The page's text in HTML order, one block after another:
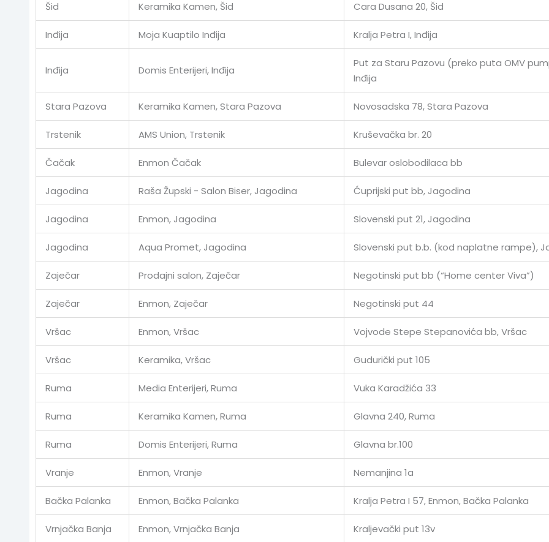
Šid Keramika Kamen, Šid Cara Dusana 20, Šid
Inđija Moja Kuaptilo Inđija Kralja Petra I, Inđija
Inđija Domis Enterijeri, Inđija
Put za Staru Pazovu (preko puta OMV
Inđija
Stara Pazova Keramika Kamen, Stara Pazova Novosadska 78, Stara Pazova
Trstenik AMS Union, Trstenik Kruševačka br. 20
Čačak Enmon Čačak Bulevar oslobodilaca bb
Jagodina Raša Župski - Salon Biser, Jagodina Ćuprijski put bb, Jagodina
Jagodina Enmon, Jagodina Slovenski put 21, Jagodina
Jagodina Aqua Promet, Jagodina Slovenski put b.b. (kod naplatne rampe),
Zaječar Prodajni salon, Zaječar Negotinski put bb (“Home center Viva”)
Zaječar Enmon, Zaječar Negotinski put 44
Vršac Enmon, Vršac Vojvode Stepe Stepanovića bb, Vršac
Vršac Keramika, Vršac Gudurički put 105
Ruma Media Enterijeri, Ruma Vuka Karadžića 33
Ruma Keramika Kamen, Ruma Glavna 240, Ruma
Ruma Domis Enterijeri, Ruma Glavna br.100
Vranje Enmon, Vranje Nemanjina 1a
Bačka Palanka Enmon, Bačka Palanka Kralja Petra I 57, Enmon, Bačka Palanka
Vrnjačka Banja Enmon, Vrnjačka Banja Kraljevački put 13v